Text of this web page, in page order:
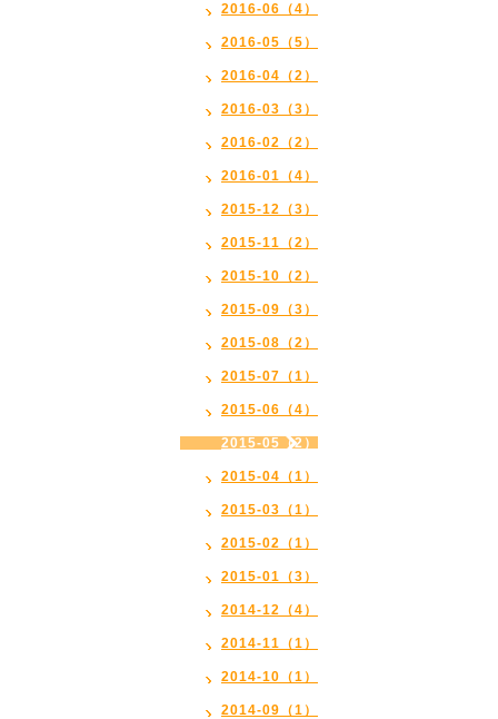
2016-06（4）
2016-05（5）
2016-04（2）
2016-03（3）
2016-02（2）
2016-01（4）
2015-12（3）
2015-11（2）
2015-10（2）
2015-09（3）
2015-08（2）
2015-07（1）
2015-06（4）
2015-05（2）
2015-04（1）
2015-03（1）
2015-02（1）
2015-01（3）
2014-12（4）
2014-11（1）
2014-10（1）
2014-09（1）